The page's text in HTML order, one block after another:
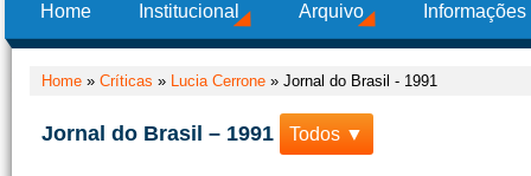
Home Institucional Arquivo
Home » Críticas » Lucia Cerrone » Jornal do Brasil - 1991
Jornal do Brasil – 1991 Todos ▼